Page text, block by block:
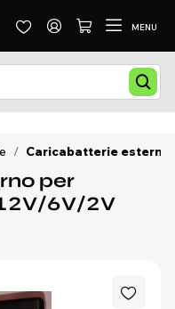
MENU
/ Caricabatterie esterno
per
6V/2V